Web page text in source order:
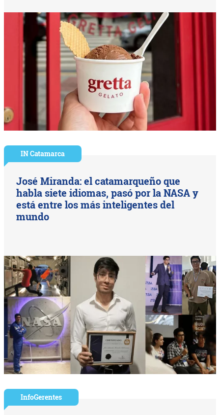
IN Catamarca
José Miranda: el catamarqueño que
habla siete idiomas, pasó por la NASA y
está entre los más inteligentes del
mundo
InfoGerentes